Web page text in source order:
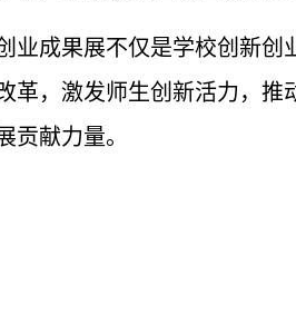
业成果展不仅是学校创新创
革，激发师生创新活力，推
贡献力量。